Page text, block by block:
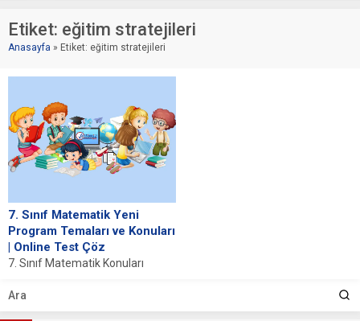
Etiket: eğitim stratejileri
Anasayfa » Etiket: eğitim stratejileri
7. Sınıf Matematik Yeni
Program Temaları ve Konuları
| Online Test Çöz
7. Sınıf Matematik Konuları
2.Tema: İşlemlerle Cebirsel
Düşünme Ve Değişimler 3....